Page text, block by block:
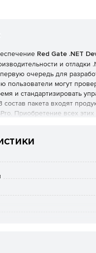
Red Gate .NET
и отладки
очередь для
пользователи могут
и стандартизировать
состав пакета входят
Приобретение всех
SQL Developer Bundle (pdf)
Gate .NET Developer Bundle:
–
.NET, ASP.NET и
всю контекстную
Profiler
– обнаружение и